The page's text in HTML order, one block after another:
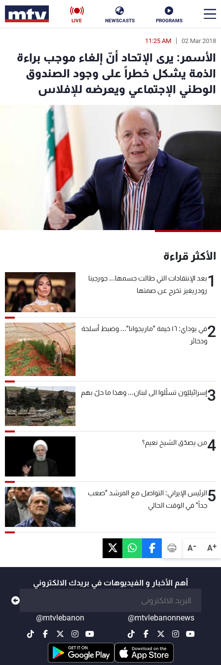
PROGRAMS
NEWSCASTS
LIVE
A+
A-
02 Mar 2018
11:25 AM
الأسمر: يرى الإتحاد أنّ إلغاء موجب براءة
الذمة يشكل خطراً على وجود الصندوق
الوطني الإجتماعي ويعرضه للإفلاس
الأكثر قراءة
1بعد الإنتقادات التي طالت جسمها... جورجينا
رودريغيز تخرج عن صمتها
2
في بوداي: ١٦ خيمة "ماريجوانا"... وضبط أسلحة
وذخائر
3إسرائيليّون تسلّلوا الى لبنان... وهذا ما حلّ بهم
4من يصدّق الشيخ نعيم؟
5الرئيس الإيراني: التواصل مع المرشد "صعب
جداً" في الوقت الحالي
أهم الأخبار و الفيديوهات في بريدك الالكتروني
@mtvlebanonnews
@mtvlebanon
en
الأخبار
سياسة ناس
منوعات
كأس العالم
البرامج
جدول البرامج
شاهد البرامج
عن MTV
الإنـتـاج
وظائف
شروط الإسـتخدام
سياسة الخصوصية